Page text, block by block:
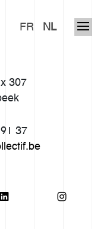
FR NL
307
37